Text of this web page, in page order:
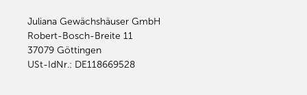
Juliana Gewächshäuser GmbH
Robert-Bosch-Breite 11
37079 Göttingen
USt-IdNr.: DE118669528